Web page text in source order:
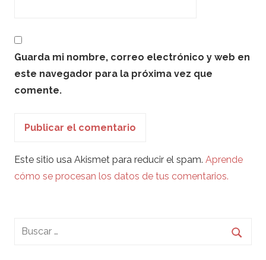
Guarda mi nombre, correo electrónico y web en
este navegador para la próxima vez que
comente.
Este sitio usa Akismet para reducir el spam. Aprende
cómo se procesan los datos de tus comentarios.